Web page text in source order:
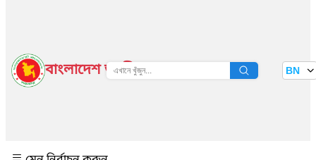
বাংলাদেশ জাতীয় তথ্য বাতায়ন BN